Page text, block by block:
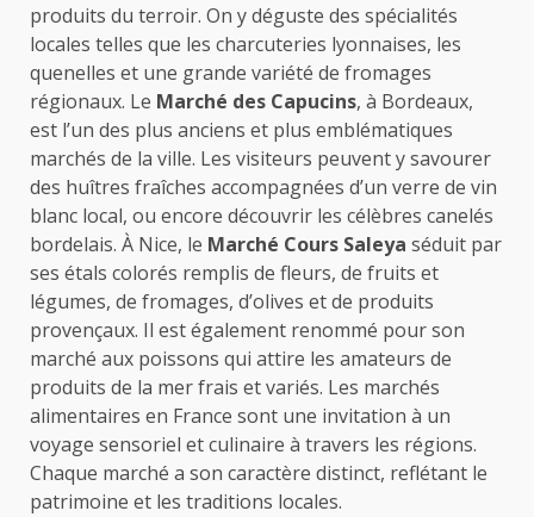
produits du terroir. On y déguste des spécialités
locales telles que les charcuteries lyonnaises, les
quenelles et une grande variété de fromages
régionaux. Le Marché des Capucins, à Bordeaux,
est l’un des plus anciens et plus emblématiques
marchés de la ville. Les visiteurs peuvent y savourer
des huîtres fraîches accompagnées d’un verre de vin
blanc local, ou encore découvrir les célèbres canelés
bordelais. À Nice, le Marché Cours Saleya séduit par
ses étals colorés remplis de fleurs, de fruits et
légumes, de fromages, d’olives et de produits
provençaux. Il est également renommé pour son
marché aux poissons qui attire les amateurs de
produits de la mer frais et variés. Les marchés
alimentaires en France sont une invitation à un
voyage sensoriel et culinaire à travers les régions.
Chaque marché a son caractère distinct, reflétant le
patrimoine et les traditions locales.